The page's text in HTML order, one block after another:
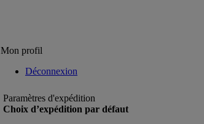
Mon profil
Déconnexion
Paramètres d'expédition
Choix d’expédition par défaut